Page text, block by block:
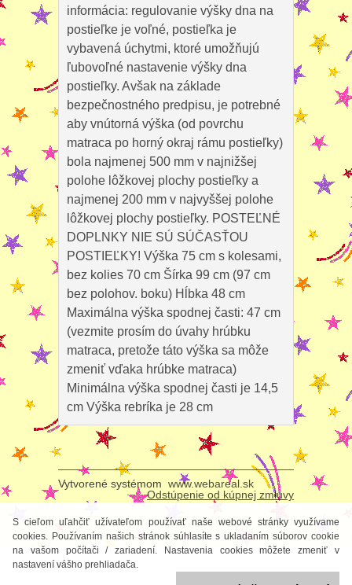
S cieľom uľahčiť užívateľom používať naše webové stránky využívame
cookies. Používaním našich stránok súhlasíte s ukladaním súborov cookie
na vašom počítači / zariadení. Nastavenia cookies môžete zmeniť v
nastavení vášho prehliadača.
informácia: regulovanie výšky dna na
postieľke je voľné, postieľka je
vybavená úchytmi, ktoré umožňujú
ľubovoľné nastavenie výšky dna
postieľky. Avšak na základe
bezpečnostného predpisu, je potrebné
aby vnútorná výška (od povrchu
matraca po horný okraj rámu postieľky)
bola najmenej 500 mm v najnižšej
polohe lôžkovej plochy postieľky a
najmenej 200 mm v najvyššej polohe
lôžkovej plochy postieľky. POSTEĽNÉ
DOPLNKY NIE SÚ SÚČASŤOU
POSTIEĽKY! Výška 75 cm s kolesami,
bez kolies 70 cm Šírka 99 cm (97 cm
bez polohov. boku) Hĺbka 48 cm
Maximálna výška spodnej časti: 47 cm
(vezmite prosím do úvahy hrúbku
matraca, pretože táto výška sa môže
zmeniť vďaka hrúbke matraca)
Minimálna výška spodnej časti je 14,5
cm Výška rebríka je 28 cm
Vytvorené systémom www.webareal.sk
Odstúpenie od kúpnej zmluvy